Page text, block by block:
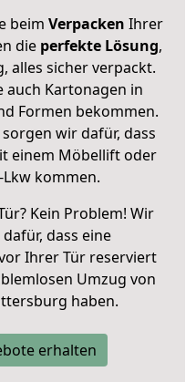
beim Verpacken Ihrer
die perfekte Lösung,
alles sicher verpackt.
auch Kartonagen in
Formen bekommen.
wir dafür, dass
einem Möbellift oder
kommen.
Kein Problem! Wir
dass eine
Ihrer Tür reserviert
Umzug von
haben.
erhalten